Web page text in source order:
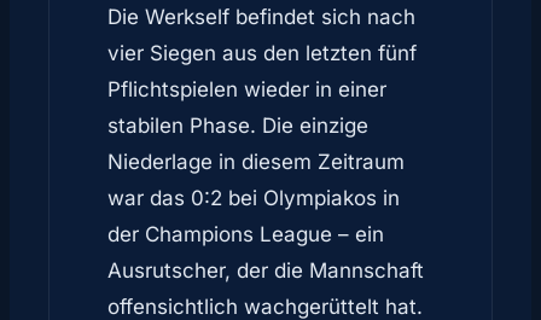
Die Werkself befindet sich nach
vier Siegen aus den letzten fünf
Pflichtspielen wieder in einer
stabilen Phase. Die einzige
Niederlage in diesem Zeitraum
war das 0:2 bei Olympiakos in
der Champions League – ein
Ausrutscher, der die Mannschaft
offensichtlich wachgerüttelt hat.